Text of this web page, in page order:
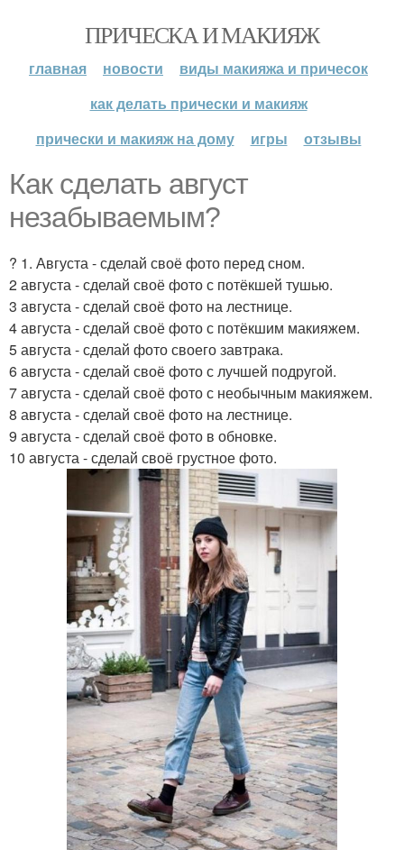
ПРИЧЕСКА И МАКИЯЖ
главная новости
виды макияжа и причесок
как делать прически и макияж
прически и макияж на дому
игры отзывы
Как сделать август
незабываемым?
? 1. Августа - сделай своё фото перед сном.
2 августа - сделай своё фото с потёкшей тушью.
3 августа - сделай своё фото на лестнице.
4 августа - сделай своё фото с потёкшим макияжем.
5 августа - сделай фото своего завтрака.
6 августа - сделай своё фото с лучшей подругой.
7 августа - сделай своё фото с необычным макияжем.
8 августа - сделай своё фото на лестнице.
9 августа - сделай своё фото в обновке.
10 августа - сделай своё грустное фото.